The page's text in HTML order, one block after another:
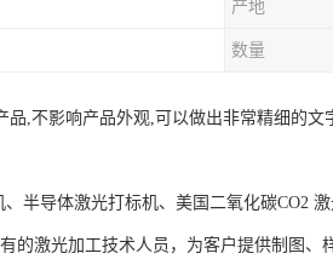
产地
数量
,不影响产品外观,可以做出非常精细的
半导体激光打标机、美国二氧化碳CO2
的激光加工技术人员，为客户提供制图、